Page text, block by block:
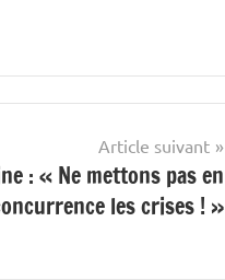
Article suivant
: « Ne mettons pas en
les crises ! »